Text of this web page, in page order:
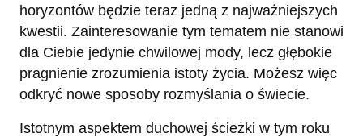
horyzontów będzie teraz jedną z najważniejszych
kwestii. Zainteresowanie tym tematem nie stanowi
dla Ciebie jedynie chwilowej mody, lecz głębokie
pragnienie zrozumienia istoty życia. Możesz więc
odkryć nowe sposoby rozmyślania o świecie.
Istotnym aspektem duchowej ścieżki w tym roku